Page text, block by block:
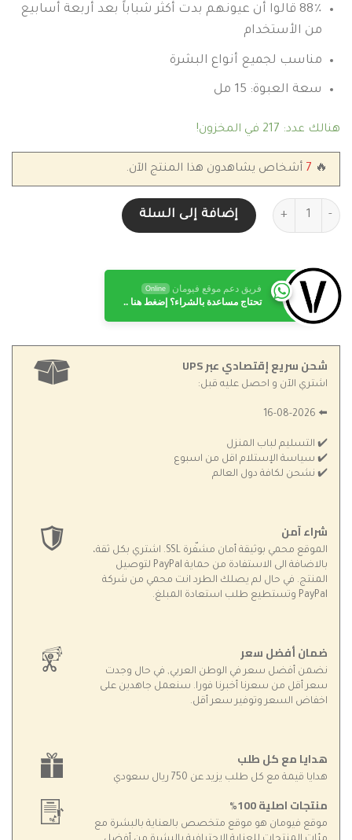
88٪ قالوا أن عيونهم بدت أكثر شباباً بعد أربعة أسابيع
من الأستخدام
مناسب لجميع أنواع البشرة
سعة العبوة: 15 مل
هنالك عدد: 217 في المخزون!
🔥
7 أشخاص يشاهدون هذا المنتج الآن.
كمية سيروم استي لودر Estee Lauder Advanced Night Matrix لمحيط العينين (عناية شاملة)
إضافة إلى السلة
فريق دعم موقع فيومان Online
تحتاج مساعدة بالشراء؟ إضغط هنا ..
شحن سريع إقتصادي عبر UPS
اشتري الآن و احصل عليه قبل:
⬅️ 16-08-2026
✔️ التسليم لباب المنزل
✔️ سياسة الإستلام اقل من اسبوع
✔️ نشحن لكافة دول العالم
شراء آمن
الموقع محمي بوثيقة أمان مشفّرة SSL. اشتري بكل ثقة،
بالاضافة الى الاستفادة من حماية PayPal لتوصيل
المنتج. في حال لم يصلك الطرد انت محمي من شركة
PayPal وتستطيع طلب استعادة المبلغ.
ضمان أفضل سعر
نضمن أفضل سعر في الوطن العربي, في حال وجدت
سعر أقل من سعرنا أخبرنا فورا. سنعمل جاهدين على
اخفاض السعر وتوفير سعر أقل.
هدايا مع كل طلب
هدايا قيمة مع كل طلب يزيد عن 750 ريال سعودي
منتجات اصلية 100%
موقع فيومان هو موقع متخصص بالعناية بالبشرة مع